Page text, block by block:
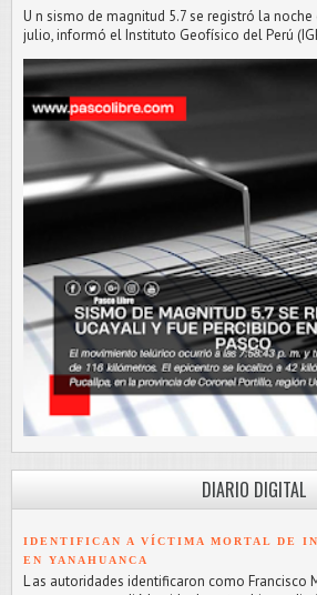
U n sismo de magnitud 5.7 se registró la noche
julio, informó el Instituto Geofísico del Perú
DIARIO DIGITAL
IDENTIFICAN A VÍCTIMA MORTAL DE
EN YANAHUANCA
L as autoridades identificaron como Francisco